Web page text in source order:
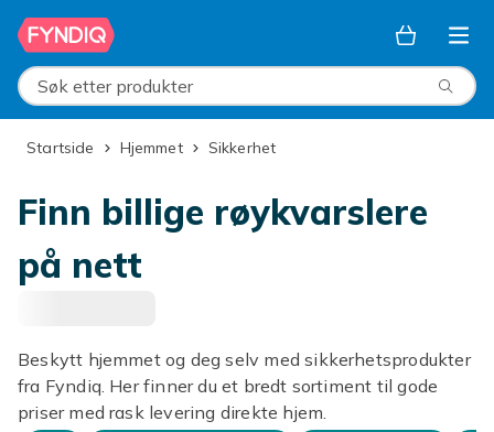
Hopp til hovedinnhold
Søk etter produkter
Startside Hjemmet Sikkerhet
Finn billige røykvarslere
på nett
Beskytt hjemmet og deg selv med sikkerhetsprodukter
fra Fyndiq. Her finner du et bredt sortiment til gode
priser med rask levering direkte hjem.